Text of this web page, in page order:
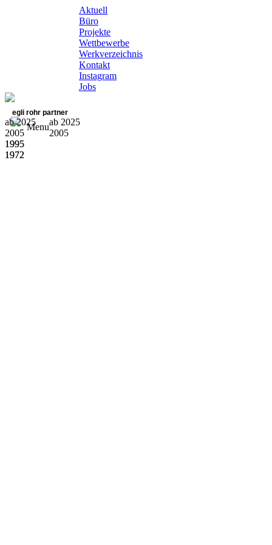
Aktuell
Büro
Projekte
Wettbewerbe
Werkverzeichnis
Kontakt
Instagram
Jobs
egli rohr partner
Menu
ab 2025
2005
1995
1972
ab 2025
2005
1995
1972